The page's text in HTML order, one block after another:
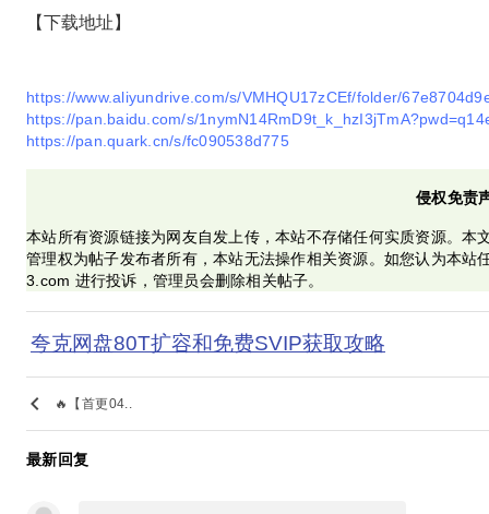
【下载地址】
https://www.aliyundrive.com/s/VMHQU17zCEf/folder/
https://pan.baidu.com/s/
https://pan.quark.cn/s/fc090538d775
侵权免责
本站所有资源链接为网友自发上传，本站不存储任何实质资源。
管理权为帖子发布者所有，本站无法操作相关资源。如您认为本
3.com 进行投诉，管理员会删除相关帖子。
夸克网盘80T扩容和免费SVIP获取攻略
keyboard_arrow_left 🔥【首更04..
最新回复